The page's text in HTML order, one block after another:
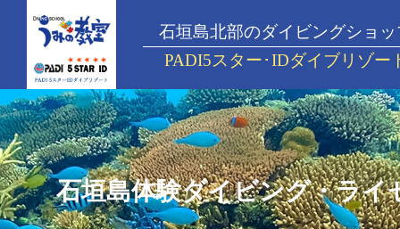
石垣島北部のダイビングショッ
PADI5スター･IDダイブリゾー
石垣島体験ダイビング・ライ